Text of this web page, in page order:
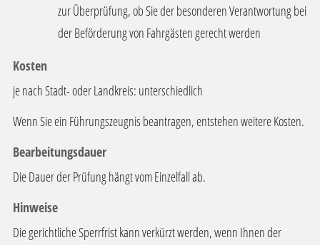
zur Überprüfung, ob Sie der besonderen Verantwortung bei
der Beförderung von Fahrgästen gerecht werden
Kosten
je nach Stadt- oder Landkreis: unterschiedlich
Wenn Sie ein Führungszeugnis beantragen, entstehen weitere Kosten.
Bearbeitungsdauer
Die Dauer der Prüfung hängt vom Einzelfall ab.
Hinweise
Die gerichtliche Sperrfrist kann verkürzt werden, wenn Ihnen der